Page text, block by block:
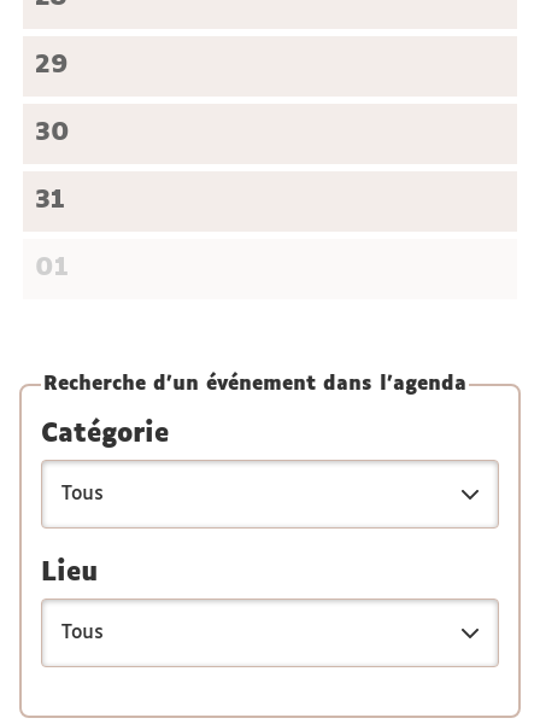
29
30
31
01
Recherche d'un événement dans l'agenda
Catégorie
Lieu